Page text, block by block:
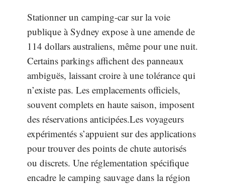
Stationner un camping-car sur la voie
publique à Sydney expose à une amende de
114 dollars australiens, même pour une nuit.
Certains parkings affichent des panneaux
ambiguës, laissant croire à une tolérance qui
n’existe pas. Les emplacements officiels,
souvent complets en haute saison, imposent
des réservations anticipées.Les voyageurs
expérimentés s’appuient sur des applications
pour trouver des points de chute autorisés
ou discrets. Une réglementation spécifique
encadre le camping sauvage dans la région